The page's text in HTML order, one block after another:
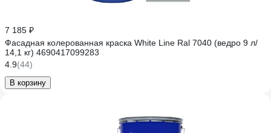
7 185 ₽
Фасадная колерованная краска White Line Ral 7040 (ведро 9 л/
14,1 кг) 4690417099283
4.9(44)
В корзину